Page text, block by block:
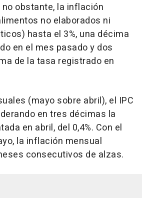
no obstante, la inflación
no elaborados ni
hasta el 3%, una décima
en el mes pasado y dos
de la tasa registrado en
(mayo sobre abril), el IPC
en tres décimas la
en abril, del 0,4%. Con el
la inflación mensual
consecutivos de alzas.